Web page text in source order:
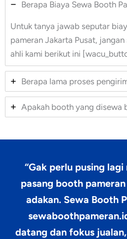
Berapa Biaya Sewa Booth
Untuk tanya jawab seputar
pameran Jakarta Pusat,
ahli kami berikut ini
Berapa lama proses
Apakah booth yang disewa
“Gak perlu pusing
pasang booth
adakan. Sewa Booth
datang dan fokus